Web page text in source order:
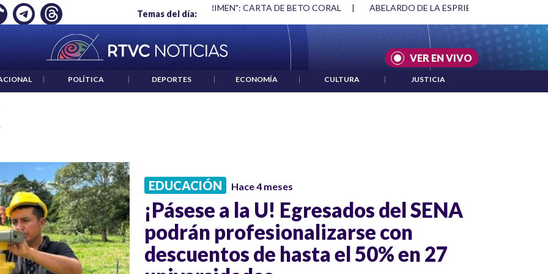
Temas del día:
EMPLEO: JP MORGAN "HABLAR NO ES UN CRIMEN": CARTA DE BETO CORAL | ABELARDO DE LA ESPRIELLA Y DMG
VER EN VIVO
| POLÍTICA | DEPORTES | ECONOMÍA | CULTURA | JUSTICIA
EDUCACIÓN Hace 4 meses
¡Pásese a la U! Egresados del SENA
podrán profesionalizarse con
descuentos de hasta el 50% en 27